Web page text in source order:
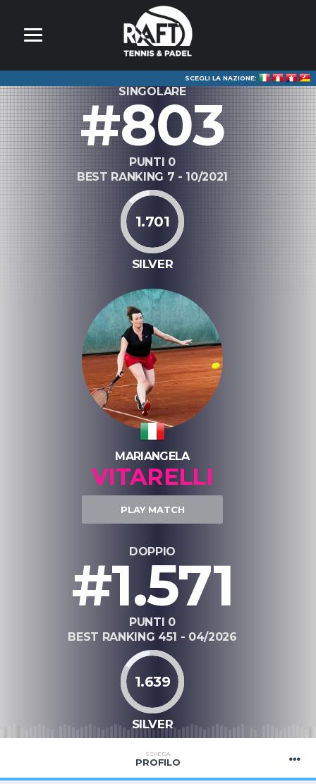
SCEGLI LA NAZIONE:
SINGOLARE
#803
PUNTI 0
BEST RANKING 7 - 10/2021
1.701
SILVER
MARIANGELA
VITARELLI
PLAY MATCH
DOPPIO
#1.571
PUNTI 0
BEST RANKING 451 - 04/2026
1.639
SILVER
SCHEDA
PROFILO